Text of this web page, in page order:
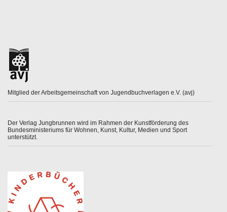
Mitglied der Arbeitsgemeinschaft von Jugendbuchverlagen e.V. (avj)
Der Verlag Jungbrunnen wird im Rahmen der Kunstförderung des
Bundesministeriums für Wohnen, Kunst, Kultur, Medien und Sport
unterstützt.